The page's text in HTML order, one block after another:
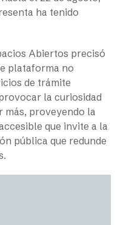
ha tenido
Abiertos precisó
plataforma no
de trámite
la curiosidad
más, proveyendo la
que invite a la
pública que redunde